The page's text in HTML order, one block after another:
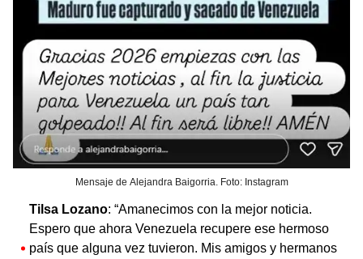
Mensaje de Alejandra Baigorria. Foto: Instagram
Tilsa Lozano: “Amanecimos con la mejor noticia.
Espero que ahora Venezuela recupere ese hermoso
país que alguna vez tuvieron. Mis amigos y hermanos